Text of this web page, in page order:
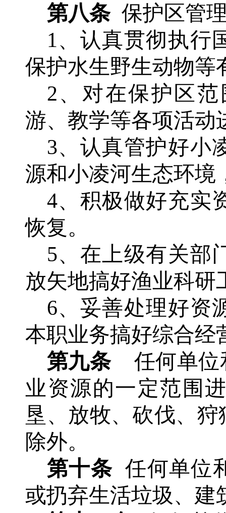
第八条 保护区管
1、认真贯彻执行
保护水生野生动物等
2、对在保护区
游、教学等各项活动
3、认真管护好小
源和小凌河生态环境
4、积极做好充实
恢复。
5、在上级有关部
放矢地搞好渔业科研
6、妥善处理好资
本职业务搞好综合经
第九条
任何单
业资源的一定范围
垦、放牧、砍伐、
除外。
第十条 任何单位
或扔弃生活垃圾、建